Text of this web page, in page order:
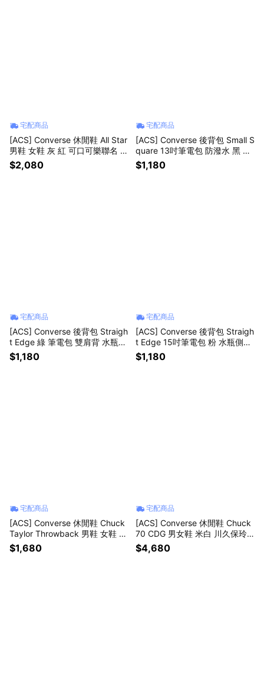
宅配商品
[ACS] Converse 休閒鞋 All Star
男鞋 女鞋 灰 紅 可口可樂聯名 高
筒 帆布鞋 A18436C
$2,080
宅配商品
[ACS] Converse 後背包 Small S
quare 13吋筆電包 防潑水 黑 書
包 10026013A01
$1,180
宅配商品
[ACS] Converse 後背包 Straigh
t Edge 綠 筆電包 雙肩背 水瓶側
袋 10021138A24
$1,180
宅配商品
[ACS] Converse 後背包 Straigh
t Edge 15吋筆電包 粉 水瓶側袋
書包 10021138A22
$1,180
宅配商品
[ACS] Converse 休閒鞋 Chuck
Taylor Throwback 男鞋 女鞋 白
紅 帆布鞋 A18109C
$1,680
宅配商品
[ACS] Converse 休閒鞋 Chuck
70 CDG 男女鞋 米白 川久保玲
聯名款 1970 帆布鞋 A08795C
$4,680